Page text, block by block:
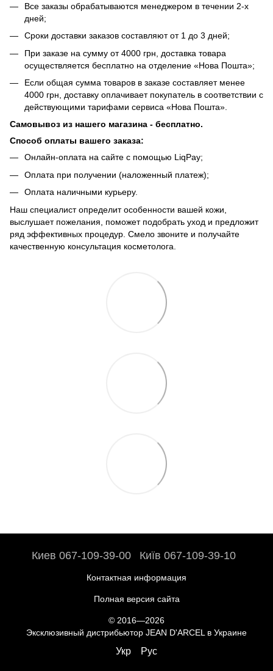
Все заказы обрабатываются менеджером в течении 2-х
дней;
Сроки доставки заказов составляют от 1 до 3 дней;
При заказе на сумму от 4000 грн, доставка товара
осуществляется бесплатно на отделение «Нова Пошта»;
Если общая сумма товаров в заказе составляет менее
4000 грн, доставку оплачивает покупатель в соответствии с
действующими тарифами сервиса «Нова Пошта».
Самовывоз из нашего магазина - бесплатно.
Способ оплаты вашего заказа:
Онлайн-оплата на сайте с помощью LiqPay;
Оплата при получении (наложенный платеж);
Оплата наличными курьеру.
Наш специалист определит особенности вашей кожи,
выслушает пожелания, поможет подобрать уход и предложит
ряд эффективных процедур. Смело звоните и получайте
качественную консультация косметолога.
Киев 067-109-39-00 Київ 067-109-39-10
Контактная информация
Полная версия сайта
© 2016—2026
Эксклюзивный дистрибьютор JEAN D'ARCEL в Украине
Укр Рус